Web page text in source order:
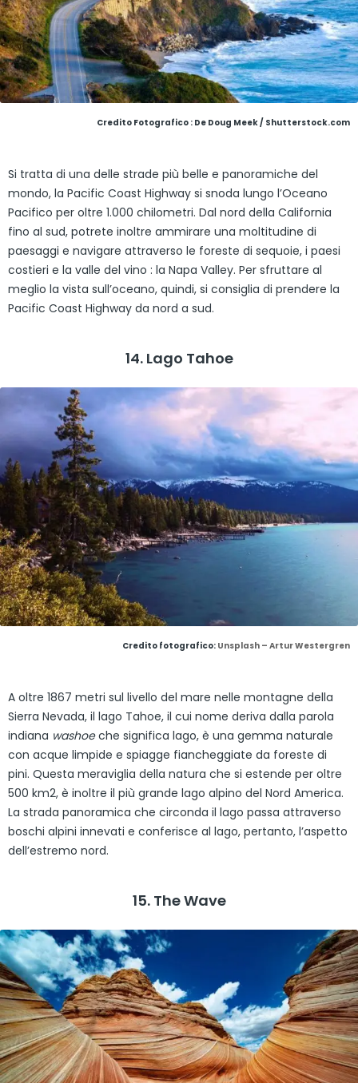
Credito Fotografico : De Doug Meek / Shutterstock.com
Si tratta di una delle strade più belle e panoramiche del
mondo, la Pacific Coast Highway si snoda lungo l’Oceano
Pacifico per oltre 1.000 chilometri. Dal nord della California
fino al sud, potrete inoltre ammirare una moltitudine di
paesaggi e navigare attraverso le foreste di sequoie, i paesi
costieri e la valle del vino : la Napa Valley. Per sfruttare al
meglio la vista sull’oceano, quindi, si consiglia di prendere la
Pacific Coast Highway da nord a sud.
14. Lago Tahoe
Credito fotografico: Unsplash – Artur Westergren
A oltre 1867 metri sul livello del mare nelle montagne della
Sierra Nevada, il lago Tahoe, il cui nome deriva dalla parola
indiana washoeche significa lago, è una gemma naturale
con acque limpide e spiagge fiancheggiate da foreste di
pini. Questa meraviglia della natura che si estende per oltre
500 km2, è inoltre il più grande lago alpino del Nord America.
La strada panoramica che circonda il lago passa attraverso
boschi alpini innevati e conferisce al lago, pertanto, l’aspetto
dell’estremo nord.
15. The Wave